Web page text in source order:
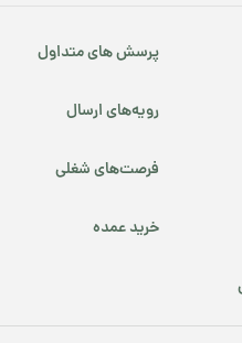
پرسش های متداول
رویه‌های ارسال
فرصت‌های شغلی
خرید عمده